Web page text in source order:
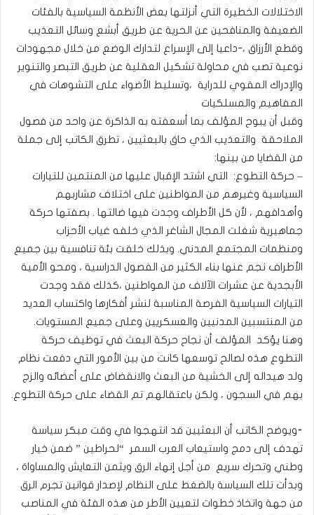
الاختلالات الخطيرة التي أنزلتها بعض الأنظمة السياسية بالفئات
الضعيفة والمنافحين عن الحرية عن طريق أبشع وسائل التعذيب
وقطع الأرزاق ،-داعيا إلى الإسراع لتدارك الوضع من خلال مجهودات
نوعية تصب في محاولة تشكيل العقلية عن طريق التبصر والتنوير
والإدراك المقوي للدراية ،وتسليط الأضواء على التشوهات في
المفاهيم والمسلكيات
وقبل أن يبوح المؤلف بما أسعفته به الذاكرة عن واحد من فصول
الملاحقة والتعذيب الذي حاق بالبعثيين ، تطرق الكاتب إلى جملة
من القضايا من بينها:
– حركة التطوع: التي اشتد الإقبال عليها من المنتمين للتيارات
السياسية وغيرهم من المواطنين على اختلاف مشاربهم
وأهدافهم ، لأن كل الأطراف وجدت فيها ضالتها . بصفتها حركة
جماهيرية شغلت المجال الشاغر الذي خلفه غياب الأحزاب
ومنظمات المجتمع المدني. وبذلك خلقت بئة تنافسية بين جميع
الأطراف نجم عنها بناء الكثير من الفصول الدراسية ، ومحو الأمية
الأبجدية عن عشرات الآلاف من المواطنين ،كذلك فقد وجدت
التيارات السياسية الفرصة المناسبة لنشر أفكارها واكتساب العديد
من المنتسبين المدنيين والعسكريين وعلى جميع المستويات.
وهنا يؤكد المؤلف أن نجاح حركة البعث في توظيف حركة
التطوع هذه لصالح توسعها كانت من بين الأمور التي دفعت نظام
ولد هيداله إلى الخشية من البعث والانقضاض على أعضائه والزج
بهم في السجون ، ولكن باعتقالهم تم القضاء على حركة التطوع.
⁃ويوضح الكاتب أن البعثيين قد انتهجوا في وقت مبكر سياسة
تهدف إلى دمج واستيعاب العرب السمر “لحراطين ” ضمن خيار
وطني وتحرك سريع من أجل إنهاء الرق ويثمن التعايش والمساواة ،
وبدأت تلك السياسة بالضغط على النظام لإصدار قوانين تجرم الرق
من جهة واتخاذ خطوات لتعيين الأطر من هذه الفئة في المناصب